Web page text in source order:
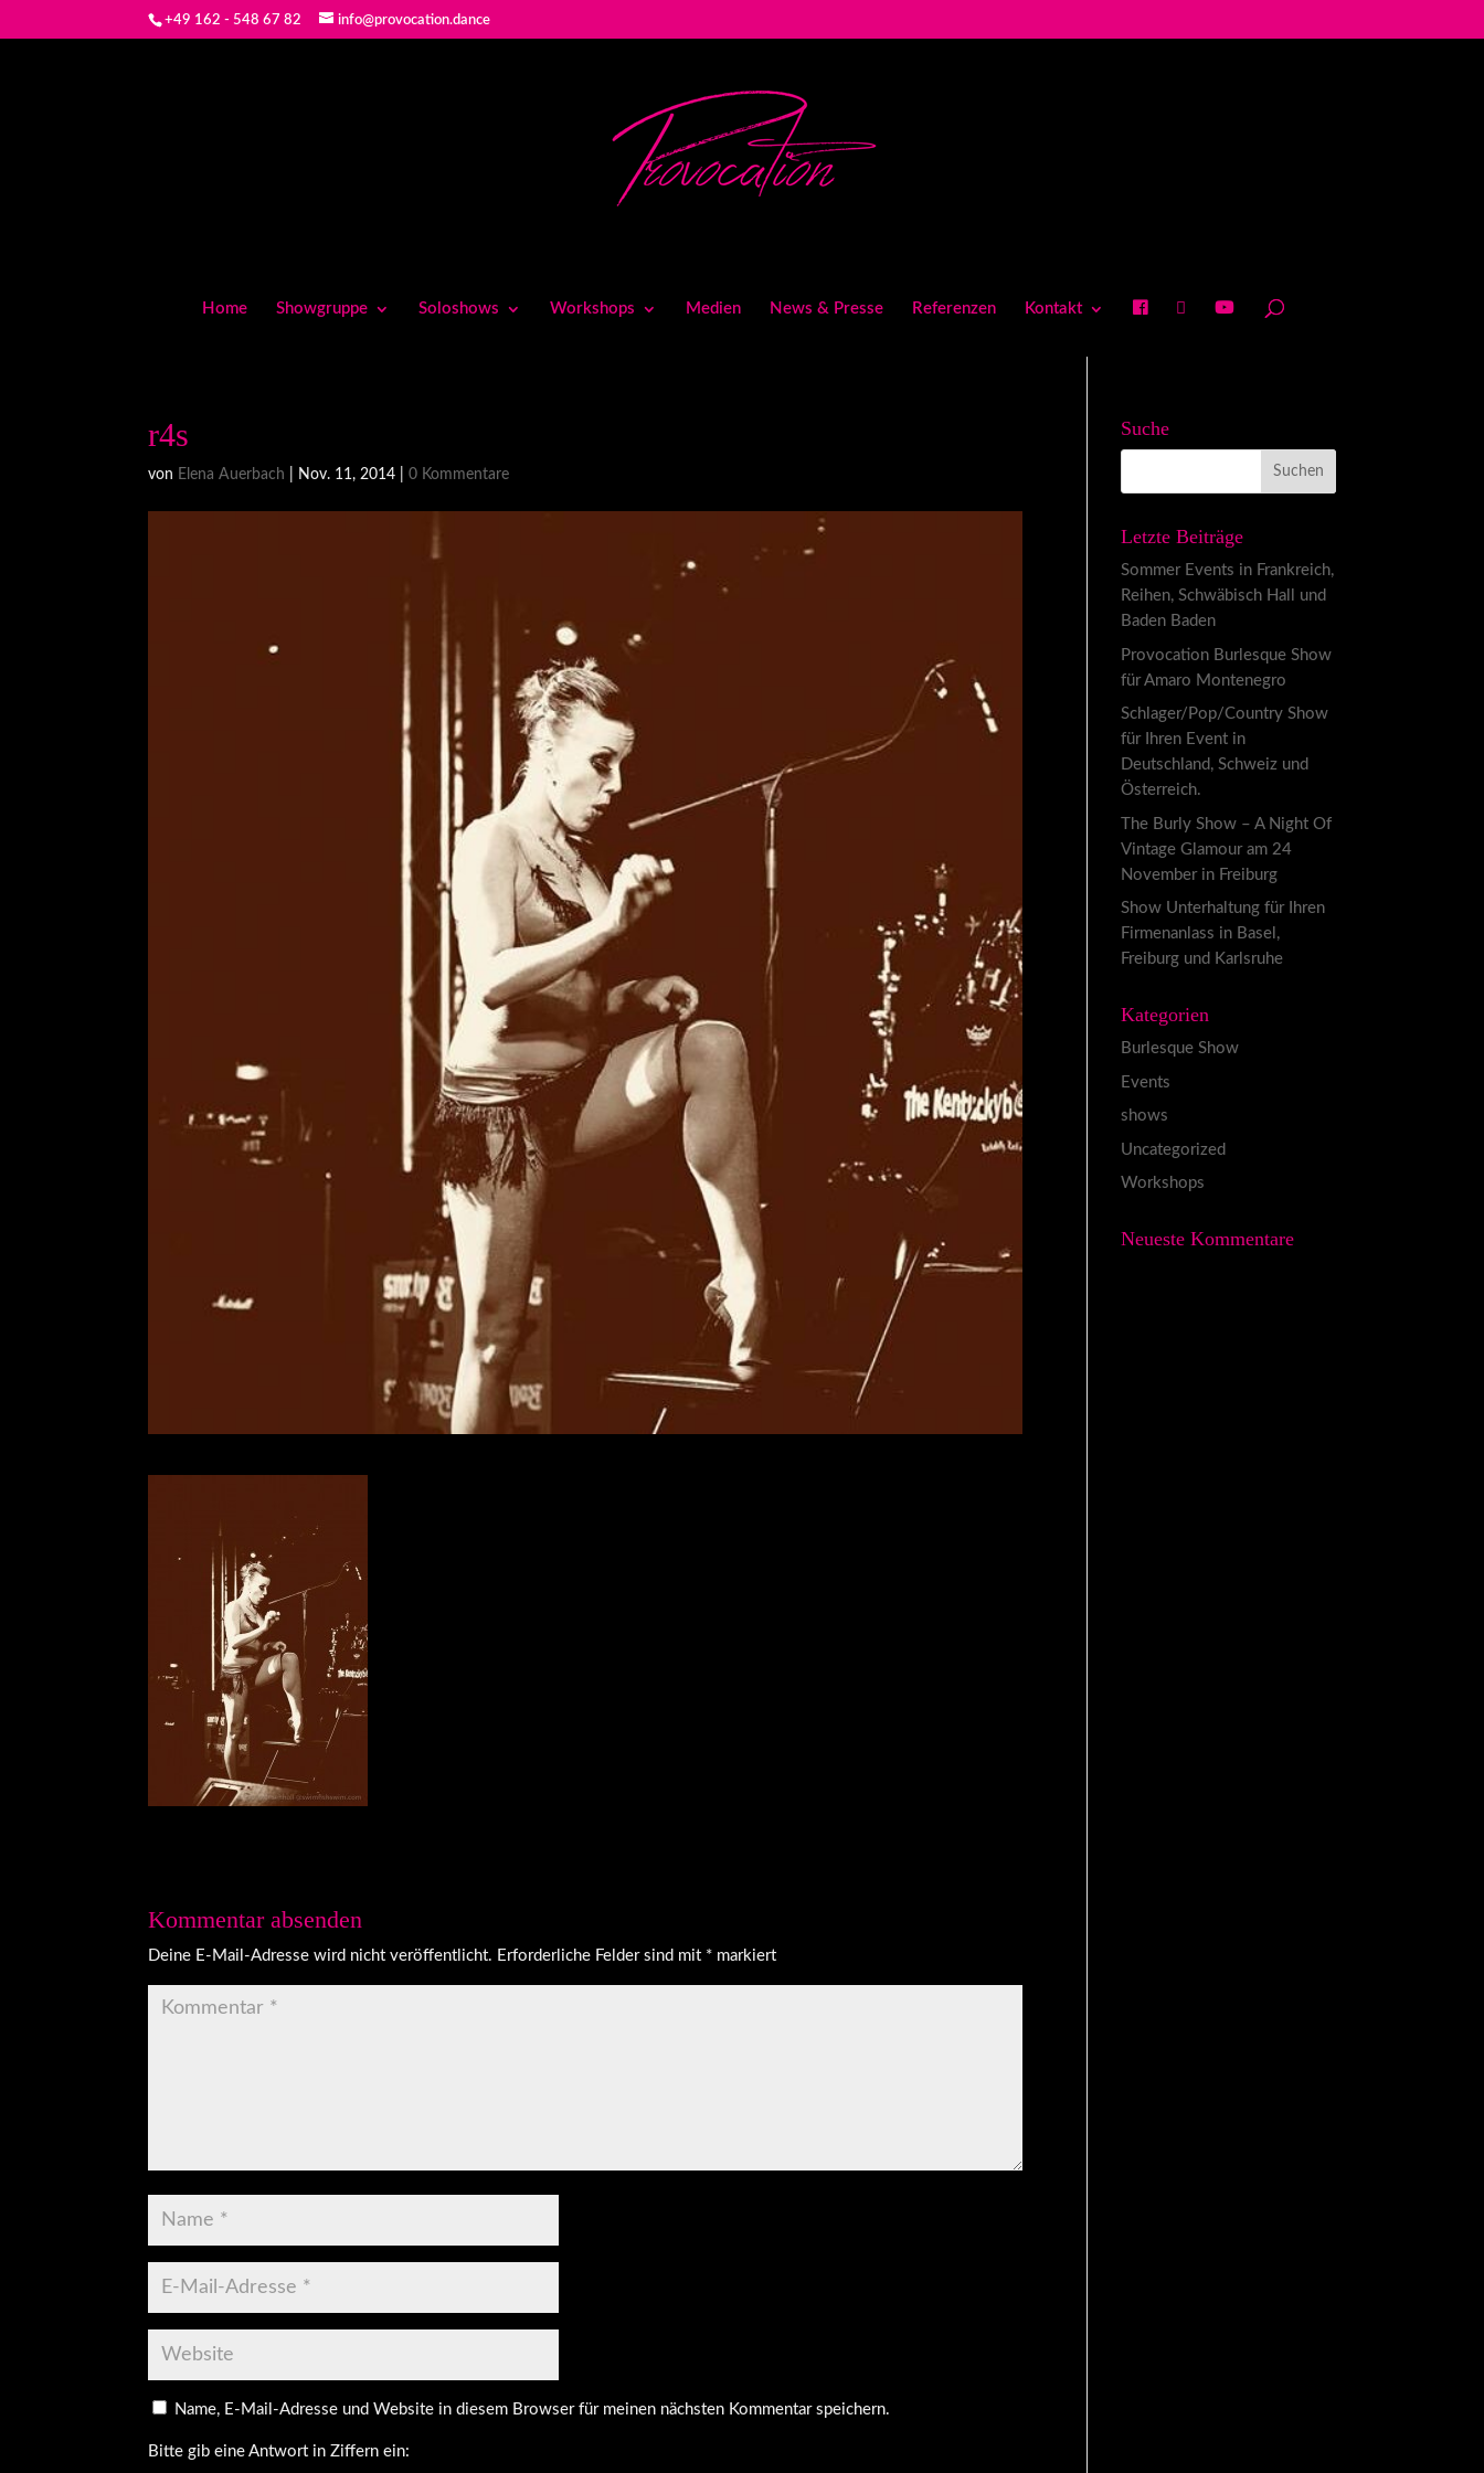
+49 162 - 548 67 82 info@provocation.dance
Home Showgruppe Soloshows Workshops Medien News & Presse Referenzen Kontakt
r4s
von Elena Auerbach Nov. 11, 2014 |0 Kommentare
Kommentar absenden
Deine E-Mail-Adresse wird nicht veröffentlicht. Erforderliche Felder sind mit * markiert
Name, E-Mail-Adresse und Website in diesem Browser für meinen nächsten Kommentar speichern.
Bitte gib eine Antwort in Ziffern ein:
Suche
Letzte Beiträge
Sommer Events in Frankreich,
Reihen, Schwäbisch Hall und
Baden Baden
Provocation Burlesque Show
für Amaro Montenegro
Schlager/Pop/Country Show
für Ihren Event in
Deutschland, Schweiz und
Österreich.
The Burly Show – A Night Of
Vintage Glamour am 24
November in Freiburg
Show Unterhaltung für Ihren
Firmenanlass in Basel,
Freiburg und Karlsruhe
Kategorien
Burlesque Show
Events
shows
Uncategorized
Workshops
Neueste Kommentare